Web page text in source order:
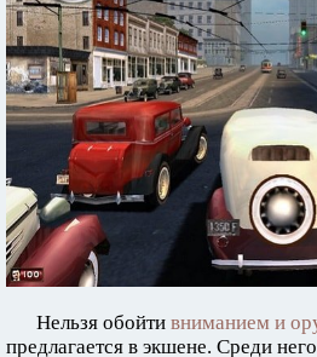
Нельзя обойти вниманием и
предлагается в экшене. Среди